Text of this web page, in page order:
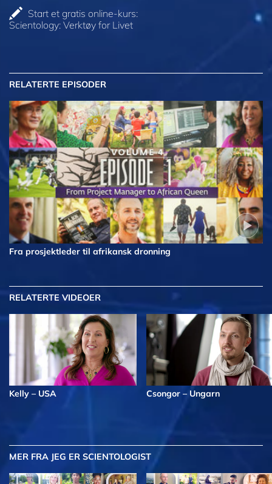
Start et gratis online-kurs:
Scientology: Verktøy for Livet
RELATERTE EPISODER
Fra prosjektleder til afrikansk dronning
RELATERTE VIDEOER
Kelly – USA Csongor – Ungarn
MER FRA JEG ER SCIENTOLOGIST